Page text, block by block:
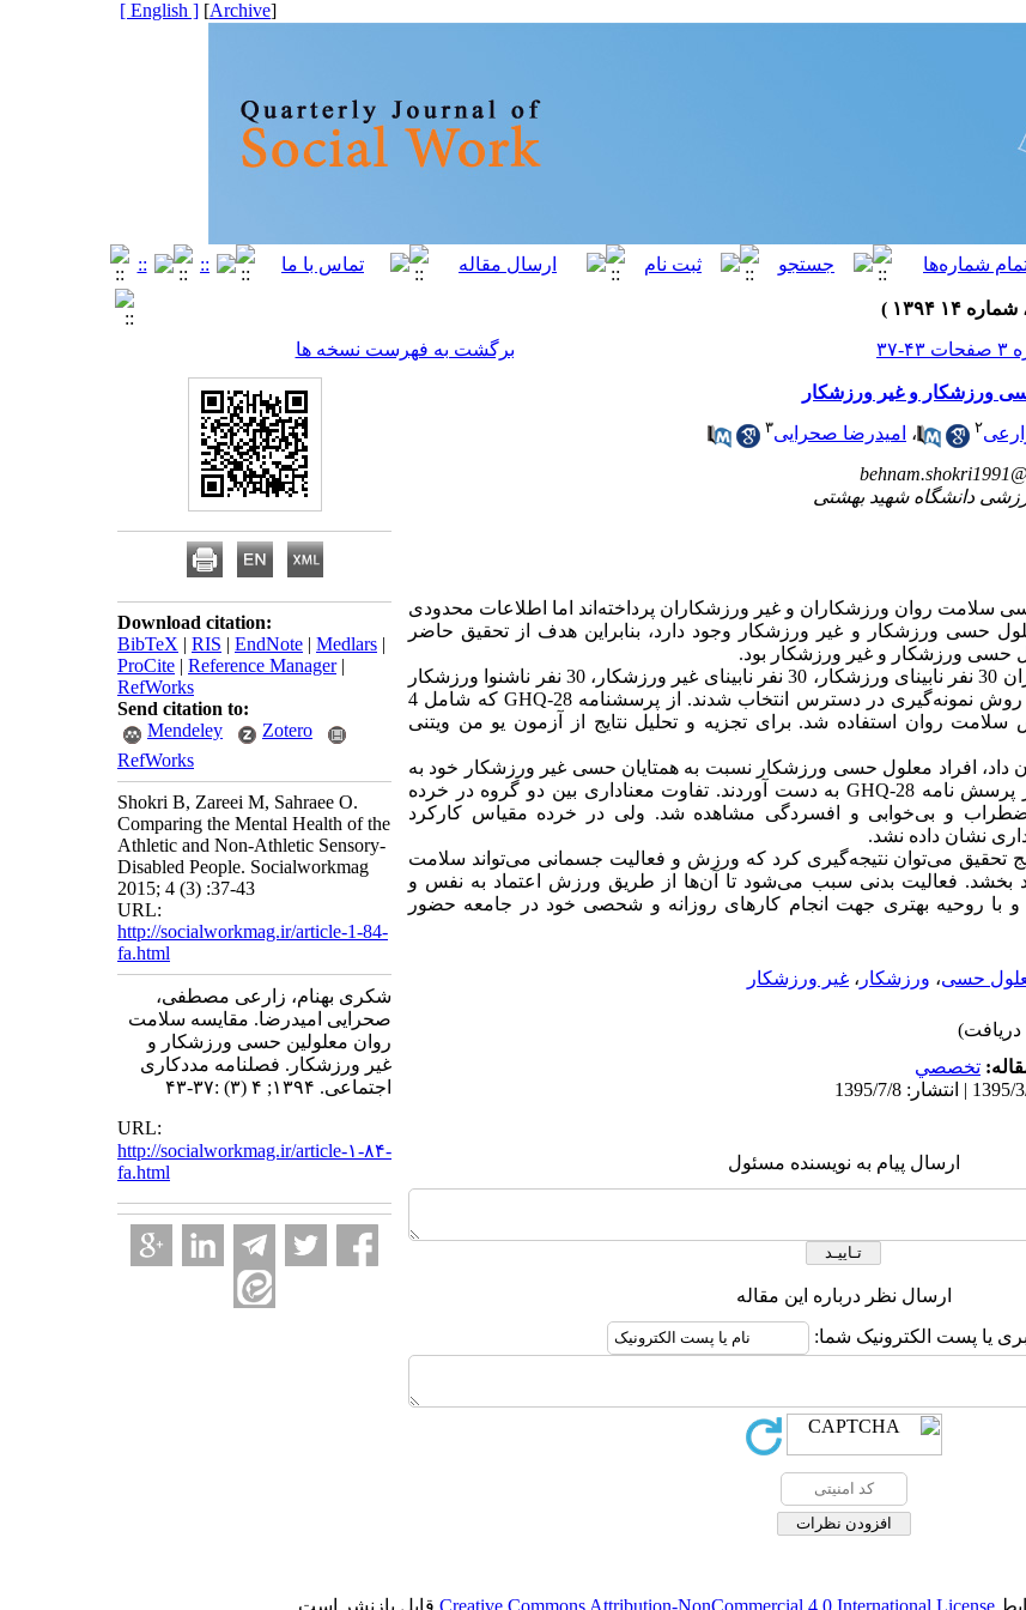
[
Archive
]
[ English ]
برگشت به فهرست نسخه ها
ورزشکار و غیر ورزشکار
۲ ، امیدرضا صحرایی۳
سلامت روان ورزشکاران و غیر ورزشکاران پرداخته‌اند اما اطلاعات محدودی
حسی ورزشکار و غیر ورزشکار وجود دارد، بنابراین هدف از تحقیق حاضر
حسی ورزشکار و غیر ورزشکار بود.
120 معلول حسی شهر تهران 30 نفر نابینای ورزشکار، 30 نفر نابینای غیر ورزشکار، 30 نفر ناشنوا ورزشکار
و 30 نفر ناشنوای غیرورزشکاربا روش نمونه‌گیری در دسترس انتخاب شدند. از پرسشنامه GHQ-28 که شامل 4
روان استفاده شد. برای تجزیه و تحلیل نتایج از آزمون یو من ویتنی
داد، افراد معلول حسی ورزشکار نسبت به همتایان حسی غیر ورزشکار خود به
طور معنی‌داری امتیاز بالاتری در پرسش نامه GHQ-28 به دست آوردند. تفاوت معناداری بین دو گروه در خرده
و بی‌خوابی و افسردگی مشاهده شد. ولی در خرده مقیاس کارکرد
نشان داده نشد.
تحقیق می‌توان نتیجه‌گیری کرد که ورزش و فعالیت جسمانی می‌تواند سلامت
بخشد. فعالیت بدنی سبب می‌شود تا آن‌ها از طریق ورزش اعتماد به نفس و
با روحیه بهتری جهت انجام کارهای روزانه و شحصی خود در جامعه حضور
حسی، ورزشکار ، غیر ورزشکار
تخصصي
ارسال پیام به نویسنده مسئول
ارسال نظر درباره این مقاله
یا پست الکترونیک شما:
Download citation:
BibTeX | RIS | EndNote | Medlars |
ProCite | Reference Manager|
RefWorks
Send citation to:
Mendeley
Zotero
RefWorks
Shokri B, Zareei M, Sahraee O.
Comparing the Mental Health of the
Athletic and Non-Athletic Sensory-
Disabled People. Socialworkmag
2015; 4 (3) :37-43
URL:
http://socialworkmag.ir/article-1-84-
fa.html
شکری بهنام، زارعی مصطفی،
صحرایی امیدرضا. مقایسه سلامت
روان معلولین حسی ورزشکار و
غیر ورزشکار. فصلنامه مددکاری
اجتماعی. ۱۳۹۴; ۴ (۳) :۳۷-۴۳
URL:
http://socialworkmag.ir/article-۱-۸۴-
fa.html
Creative Commons Attribution-NonCommercial 4.0 International License قابل بازنشر است.